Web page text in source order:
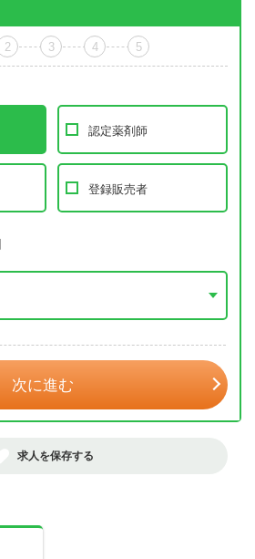
2 3 4 5
認定薬剤師
登録販売者
次に進む
求人を保存する